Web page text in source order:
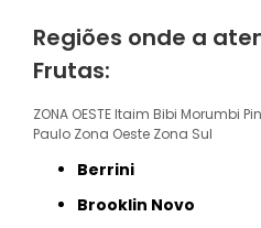
Regiões onde a
Frutas:
ZONA OESTE Itaim Bibi Morumbi
Paulo Zona Oeste Zona Sul
Berrini
Brooklin Novo